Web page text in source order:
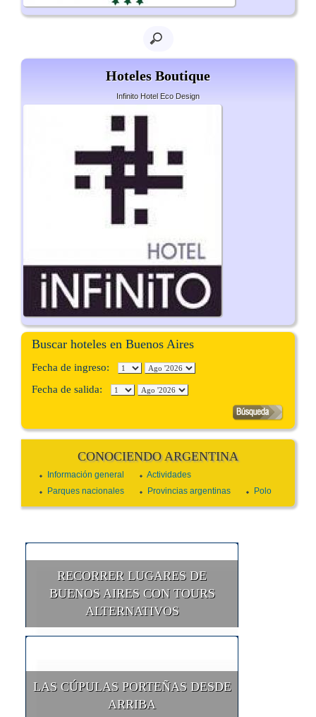
Hoteles Boutique
Infinito Hotel Eco Design
Buscar hoteles en Buenos Aires
Fecha de ingreso:
Fecha de salida:
CONOCIENDO ARGENTINA
Información general
Actividades
Parques nacionales
Provincias argentinas Polo
RECORRER LUGARES DE
BUENOS AIRES CON TOURS
ALTERNATIVOS
LAS CÚPULAS PORTEÑAS DESDE
ARRIBA